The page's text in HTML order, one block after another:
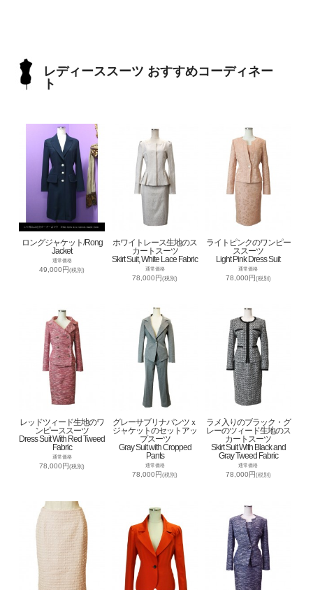
レディーススーツ おすすめコーディネー
ト
ロングジャケット/Rong
Jacket
通常価格
49,000円(税別)
ホワイトレース生地のス
カートスーツ
Skirt Suit, White Lace Fabric
通常価格
78,000円(税別)
ライトピンクのワンピー
ススーツ
Light Pink Dress Suit
通常価格
78,000円(税別)
レッドツィード生地のワ
ンピーススーツ
Dress Suit With Red Tweed
Fabric
通常価格
78,000円(税別)
グレーサブリナパンツｘ
ジャケットのセットアッ
プスーツ
Gray Suit with Cropped
Pants
通常価格
78,000円(税別)
ラメ入りのブラック・グ
レーのツィード生地のス
カートスーツ
Skirt Suit With Black and
Gray Tweed Fabric
通常価格
78,000円(税別)